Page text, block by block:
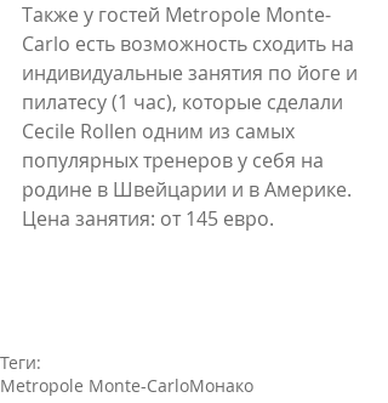
Также у гостей Metropole Monte-
Carlo есть возможность сходить на
индивидуальные занятия по йоге и
пилатесу (1 час), которые сделали
Cecile Rollen одним из самых
популярных тренеров у себя на
родине в Швейцарии и в Америке.
Цена занятия: от 145 евро.
Теги:
Metropole Monte-CarloМонако